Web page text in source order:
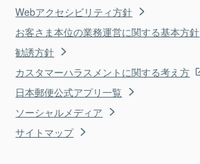
Webアクセシビリティ方針
お客さま本位の業務運営に関する基本方針
勧誘方針
カスタマーハラスメントに関する考え方
日本郵便公式アプリ一覧
ソーシャルメディア
サイトマップ